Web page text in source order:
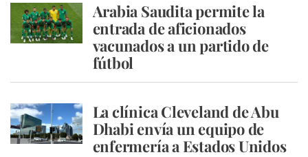
Arabia Saudita permite la
entrada de aficionados
vacunados a un partido de
fútbol
La clínica Cleveland de Abu
Dhabi envía un equipo de
enfermería a Estados Unidos